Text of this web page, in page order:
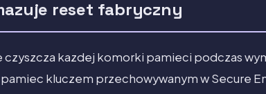
reset fabryczny
kazdej komorki pamieci podczas
kluczem przechowywanym w Secure